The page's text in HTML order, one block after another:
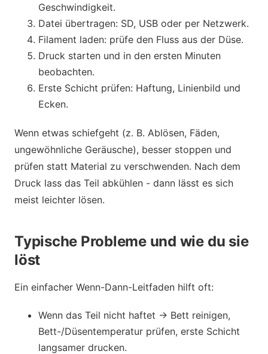
Geschwindigkeit.
Datei übertragen: SD, USB oder per Netzwerk.
Filament laden: prüfe den Fluss aus der Düse.
Druck starten und in den ersten Minuten
beobachten.
Erste Schicht prüfen: Haftung, Linienbild und
Ecken.
Wenn etwas schiefgeht (z. B. Ablösen, Fäden,
ungewöhnliche Geräusche), besser stoppen und
prüfen statt Material zu verschwenden. Nach dem
Druck lass das Teil abkühlen - dann lässt es sich
meist leichter lösen.
Typische Probleme und wie du sie
löst
Ein einfacher Wenn-Dann-Leitfaden hilft oft:
Wenn das Teil nicht haftet → Bett reinigen,
Bett-/Düsentemperatur prüfen, erste Schicht
langsamer drucken.